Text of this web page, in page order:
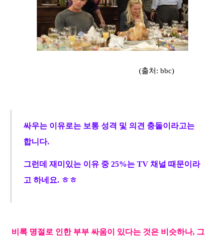
(출처: bbc)
싸우는 이유로는 보통 성격 및 의견 충돌이라고는
합니다.
그런데 재미있는 이유 중 25%는 TV 채널 때문이라
고 하네요. ㅎㅎ
비록 명절로 인한 부부 싸움이 있다는 것은 비슷하나, 그